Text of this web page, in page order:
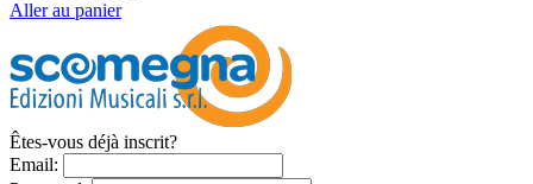
Aller au panier
Êtes-vous déjà inscrit?
Email: